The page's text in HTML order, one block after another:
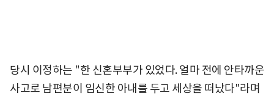
당시 이정하는 "한 신혼부부가 있었다. 얼마 전에 안타까운
사고로 남편분이 임신한 아내를 두고 세상을 떠났다"라며